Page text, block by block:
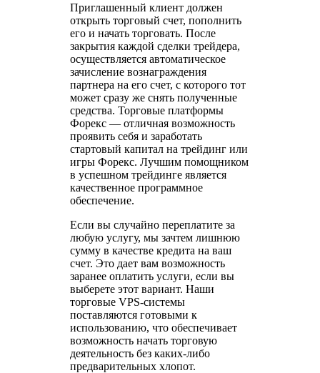
Приглашенный клиент должен
открыть торговый счет, пополнить
его и начать торговать. После
закрытия каждой сделки трейдера,
осуществляется автоматическое
зачисление вознаграждения
партнера на его счет, с которого тот
может сразу же снять полученные
средства. Торговые платформы
Форекс — отличная возможность
проявить себя и заработать
стартовый капитал на трейдинг или
игры Форекс. Лучшим помощником
в успешном трейдинге является
качественное программное
обеспечение.
Если вы случайно переплатите за
любую услугу, мы зачтем лишнюю
сумму в качестве кредита на ваш
счет. Это дает вам возможность
заранее оплатить услуги, если вы
выберете этот вариант. Наши
торговые VPS-системы
поставляются готовыми к
использованию, что обеспечивает
возможность начать торговую
деятельность без каких-либо
предварительных хлопот.